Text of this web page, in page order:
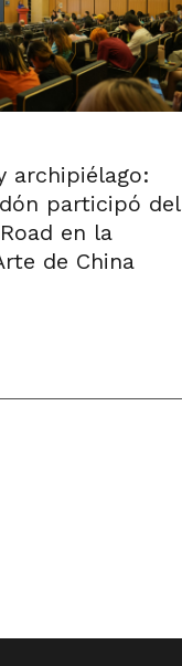
archipiélago:
participó del
en la
de China